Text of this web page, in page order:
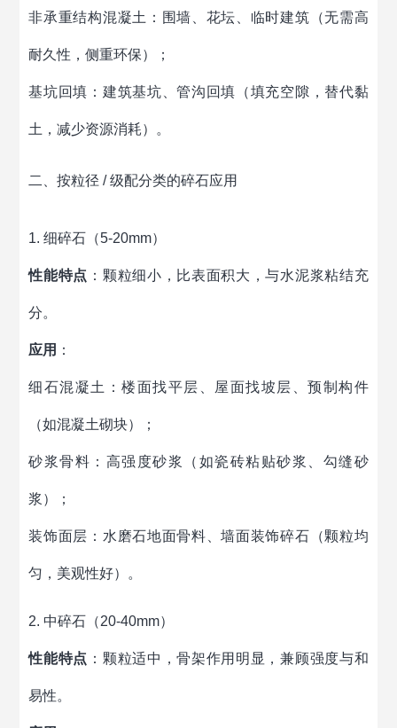
非承重结构混凝土：围墙、花坛、临时建筑（无需高
耐久性，侧重环保）；
基坑回填：建筑基坑、管沟回填（填充空隙，替代黏
土，减少资源消耗）。
二、按粒径 / 级配分类的碎石应用
1. 细碎石（5-20mm）
性能特点 ：颗粒细小，比表面积大，与水泥浆粘结充
分。
应用 ：
细石混凝土：楼面找平层、屋面找坡层、预制构件
（如混凝土砌块）；
砂浆骨料：高强度砂浆（如瓷砖粘贴砂浆、勾缝砂
浆）；
装饰面层：水磨石地面骨料、墙面装饰碎石（颗粒均
匀，美观性好）。
2. 中碎石（20-40mm）
性能特点 ：颗粒适中，骨架作用明显，兼顾强度与和
易性。